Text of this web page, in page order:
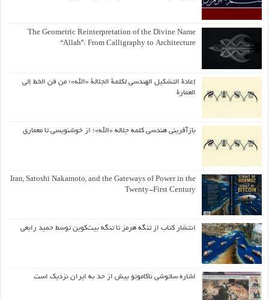
The Geometric Reinterpretation of the Divine Name
“Allah”: From Calligraphy to Architecture
إعادة التشكيل الهندسي لكلمة الجلالة «الله»؛ من فن الخط إلى
العمارة
بازآفرینی هندسی کلمه جلاله «الله»؛ از خوشنویسی تا معماری
Iran, Satoshi Nakamoto, and the Gateways of Power in the
Twenty-First Century
انتشار کتاب از تنگه هرمز تا تنگه بیت‌کوین توسط حمید رابعی
اشاره ساتوشی ناکاموتو بیش از حد به ایران نزدیک است